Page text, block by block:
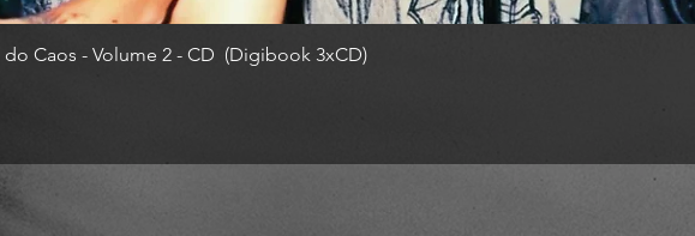
Caos - Volume 2 - CD (Digibook 3xCD)